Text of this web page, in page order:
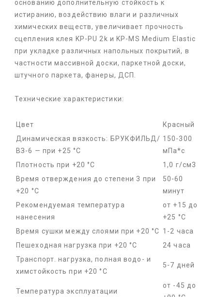
основанию дополнительную стойкость к
истиранию, воздействию влаги и различных
химических веществ, увеличивает прочность
сцепления клея KP-PU 2k и KP-MS Medium Elastic
при укладке различных напольных покрытий, в
частности массивной доски, паркетной доски,
штучного паркета, фанеры, ДСП.
Технические характеристики:
Цвет
Красный
Динамическая вязкость: БРУКФИЛЬД/
ВЗ-6 — при +25 °С
150-300
мПа*с
Плотность при +20 °С
1,0 г/см3
Время отверждения до степени 3 при
+20 °С
50-60
минут
Рекомендуемая температура
нанесения
от +15 до
+25 °С
Время сушки между слоями при +20 °С 1-2 часа
Пешеходная нагрузка при +20 °С
24 часа
Транспорт. нагрузка, полная водо- и
химстойкость при +20 °С
5-7 дней
Температура эксплуатации
от -45 до